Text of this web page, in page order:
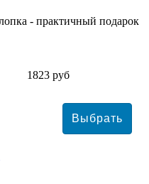
- практичный подарок
1823 руб